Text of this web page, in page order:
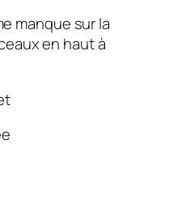
manque sur la
en haut à